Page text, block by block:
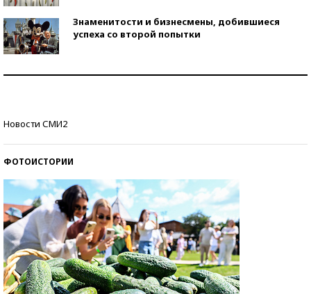
Знаменитости и бизнесмены, добившиеся
успеха со второй попытки
Новости СМИ2
ФОТОИСТОРИИ